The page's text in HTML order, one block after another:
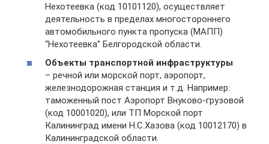
Нехотеевка (код 10101120), осуществляет
деятельность в пределах многостороннего
автомобильного пункта пропуска (МАПП)
“Нехотеевка” Белгородской области.
Объекты транспортной инфраструктуры
– речной или морской порт, аэропорт,
железнодорожная станция и т.д. Например:
таможенный пост Аэропорт Внуково-грузовой
(код 10001020), или ТП Морской порт
Калининград имени Н.С.Хазова (код 10012170) в
Калининградской области.